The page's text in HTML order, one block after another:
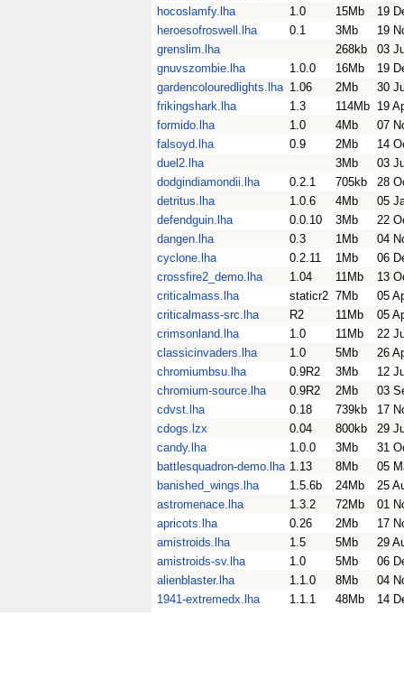
hocoslamfy.lha
1.0 15Mb
19
heroesofroswell.lha
0.1 3Mb
19
grenslim.lha
268kb
03
gnuvszombie.lha
1.0.0 16Mb
19
gardencolouredlights.lha 1.06 2Mb
30
frikingshark.lha
1.3 114Mb 19
formido.lha
1.0 4Mb
07
falsoyd.lha
0.9 2Mb
14
duel2.lha
3Mb
03
dodgindiamondii.lha
0.2.1 705kb
28
detritus.lha
1.0.6 4Mb
05
defendguin.lha
0.0.10 3Mb
22
dangen.lha
0.3 1Mb
04
cyclone.lha
0.2.11 1Mb
06
crossfire2_demo.lha
1.04 11Mb
13
criticalmass.lha
staticr2 7Mb
05
criticalmass-src.lha
R2 11Mb
05
crimsonland.lha
1.0 11Mb
22
classicinvaders.lha
1.0 5Mb
26
chromiumbsu.lha
0.9R2 3Mb
12
chromium-source.lha
0.9R2 2Mb
03
cdvst.lha
0.18 739kb
17
cdogs.lzx
0.04 800kb
29
candy.lha
1.0.0 3Mb
31
battlesquadron-demo.lha 1.13 8Mb
05
banished_wings.lha
1.5.6b 24Mb
25
astromenace.lha
1.3.2 72Mb
01
apricots.lha
0.26 2Mb
17
amistroids.lha
1.5 5Mb
29
amistroids-sv.lha
1.0 5Mb
06
alienblaster.lha
1.1.0 8Mb
04
1941-extremedx.lha
1.1.1 48Mb 14